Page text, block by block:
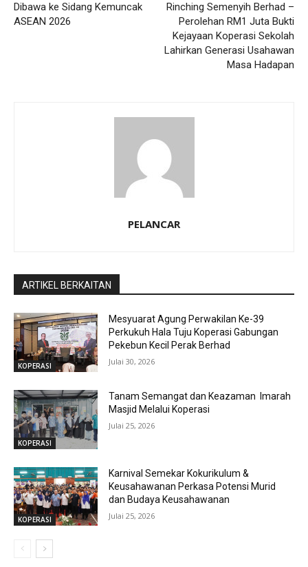
Dibawa ke Sidang Kemuncak
ASEAN 2026
Rinching Semenyih Berhad –
Perolehan RM1 Juta Bukti
Kejayaan Koperasi Sekolah
Lahirkan Generasi Usahawan
Masa Hadapan
PELANCAR
ARTIKEL BERKAITAN
KOPERASI
Mesyuarat Agung Perwakilan Ke-39
Perkukuh Hala Tuju Koperasi Gabungan
Pekebun Kecil Perak Berhad
Julai 30, 2026
KOPERASI
Tanam Semangat dan Keazaman Imarah
Masjid Melalui Koperasi
Julai 25, 2026
KOPERASI
Karnival Semekar Kokurikulum &
Keusahawanan Perkasa Potensi Murid
dan Budaya Keusahawanan
Julai 25, 2026